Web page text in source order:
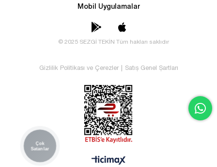
Mobil Uygulamalar
© 2025 SEZGİ TEKİN Tüm hakları saklıdır
Gizlilik Politikası ve Çerezler Satış Genel Şartları
Çok
Satanlar